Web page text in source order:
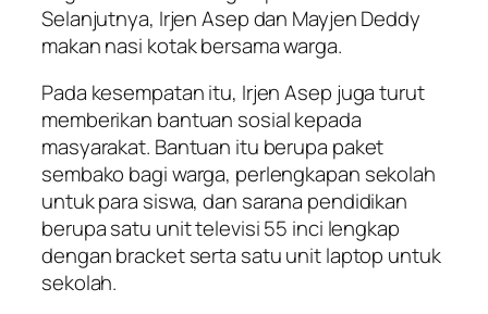
Selanjutnya, Irjen Asep dan Mayjen Deddy
makan nasi kotak bersama warga.
Pada kesempatan itu, Irjen Asep juga turut
memberikan bantuan sosial kepada
masyarakat. Bantuan itu berupa paket
sembako bagi warga, perlengkapan sekolah
untuk para siswa, dan sarana pendidikan
berupa satu unit televisi 55 inci lengkap
dengan bracket serta satu unit laptop untuk
sekolah.